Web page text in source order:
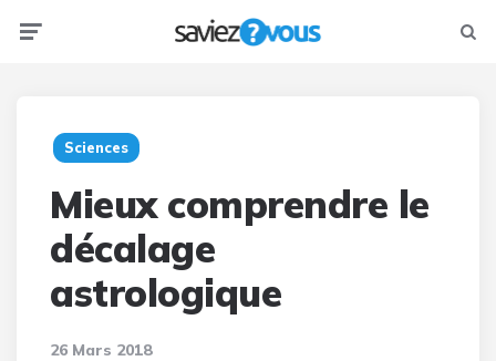
Sciences
Mieux comprendre le
décalage
astrologique
26 Mars 2018